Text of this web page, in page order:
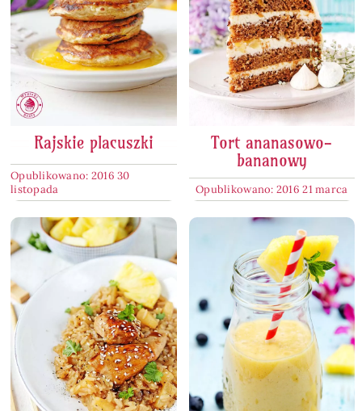
Rajskie placuszki
Opublikowano: 2016 30
listopada
Tort ananasowo-
bananowy
Opublikowano: 2016 21 marca